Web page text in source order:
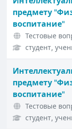
предмету
воспитание"
Тестовые
студент,
предмету
воспитание"
Тестовые
студент,